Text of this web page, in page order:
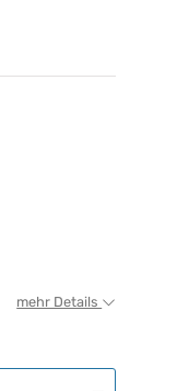
mehr Details